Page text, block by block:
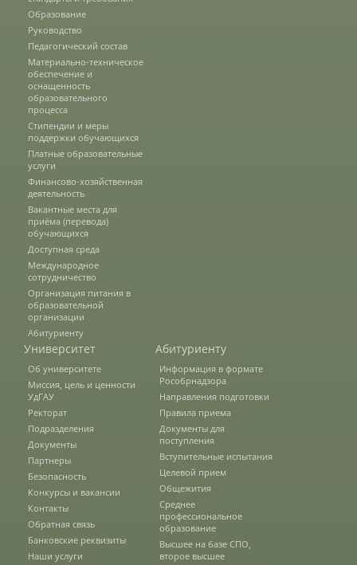
Информация
Волонтерский центр
Студенческие отряды
Студенческий отряд «Водяной»
Студенческий отряд «Гризли»
Студенческий отряд «Земляне»
Студенческий отряд «Спасатели»
Студенческий отряд «Строй.ru»
Профсоюз
Единое окно по поддержке молодых
семей
Образование
Руководство
Педагогический состав
Материально-техническое
обеспечение и
оснащенность
образовательного
процесса
Стипендии и меры
поддержки обучающихся
Платные образовательные
услуги
Финансово-хозяйственная
деятельность
Вакантные места для
приёма (перевода)
обучающихся
Доступная среда
Международное
сотрудничество
Организация питания в
образовательной
организации
Абитуриенту
Университет
Об университете
Миссия, цель и ценности
УдГАУ
Ректорат
Подразделения
Документы
Партнеры
Безопасность
Конкурсы и вакансии
Контакты
Обратная связь
Банковские реквизиты
Наши услуги
Абитуриенту
Информация в формате
Рособрнадзора
Направления подготовки
Правила приема
Документы для
поступления
Вступительные испытания
Целевой прием
Общежития
Среднее
профессиональное
образование
Высшее на базе СПО,
второе высшее